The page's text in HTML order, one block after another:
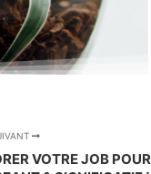
VOTRE JOB POUR